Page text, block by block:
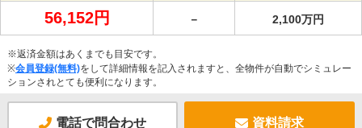
56,152円 － 2,100万円
※返済金額はあくまでも目安です。
※会員登録(無料)をして詳細情報を記入されますと、全物件が自動でシミュレー
ションされとても便利になります。
電話で問合わせ 資料請求